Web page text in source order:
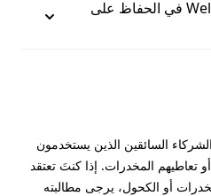
كيف تساعد أوبر في Welford في الحفاظ على
السائقين الذين يستخدمون
تعاطيهم المخدرات. إذا كنتَ تعتقد
أو الكحول، يرجى مطالبته